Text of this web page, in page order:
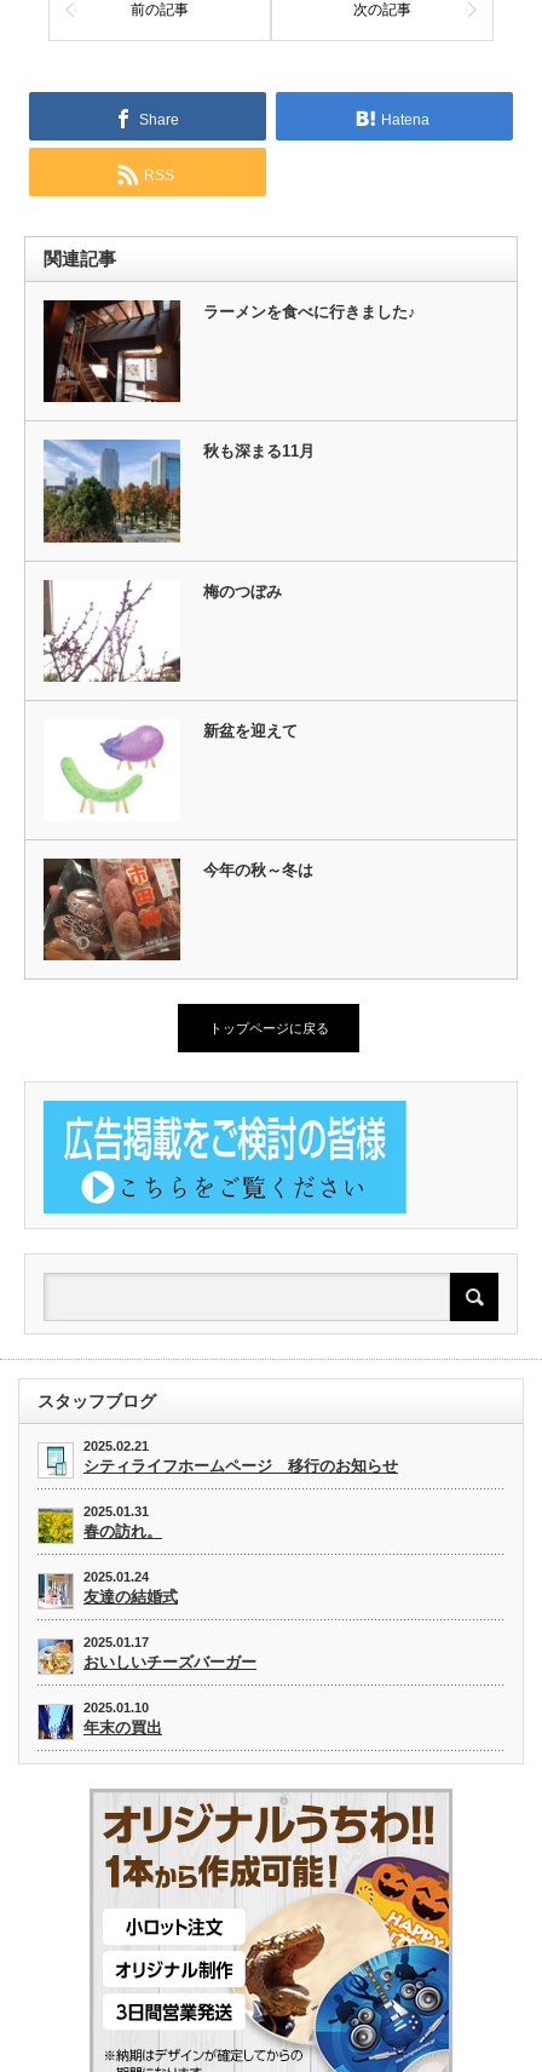
前の記事 次の記事
Share Hatena
RSS
関連記事
ラーメンを食べに行きました♪
秋も深まる11月
梅のつぼみ
新盆を迎えて
今年の秋～冬は
トップページに戻る
スタッフブログ
2025.02.21
シティライフホームページ 移行のお知らせ
2025.01.31
春の訪れ。
2025.01.24
友達の結婚式
2025.01.17
おいしいチーズバーガー
2025.01.10
年末の買出